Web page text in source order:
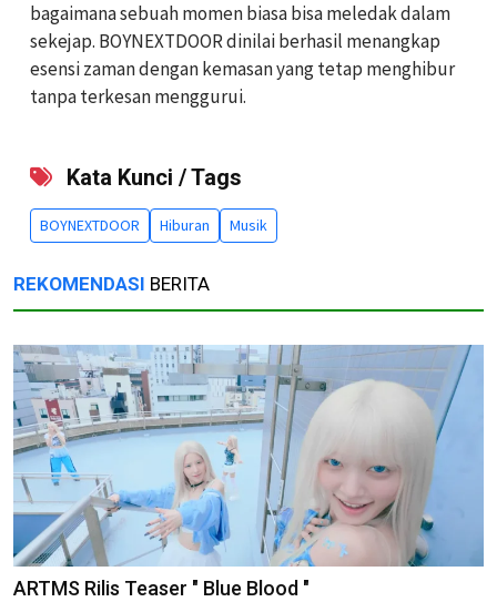
bagaimana sebuah momen biasa bisa meledak dalam
sekejap. BOYNEXTDOOR dinilai berhasil menangkap
esensi zaman dengan kemasan yang tetap menghibur
tanpa terkesan menggurui.
Kata Kunci / Tags
BOYNEXTDOOR Hiburan Musik
REKOMENDASI BERITA
ARTMS Rilis Teaser " Blue Blood "